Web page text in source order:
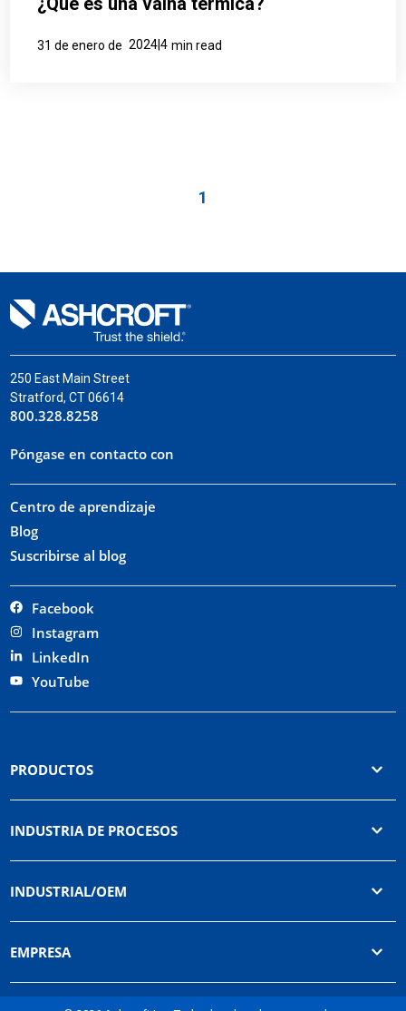
31 de enero de 2024|4 min read
1
250 East Main Street
Stratford, CT 06614
800.328.8258
Póngase en contacto con
Centro de aprendizaje
Blog
Suscribirse al blog
Facebook
Instagram
LinkedIn
YouTube
PRODUCTOS
INDUSTRIA DE PROCESOS
INDUSTRIAL/OEM
EMPRESA